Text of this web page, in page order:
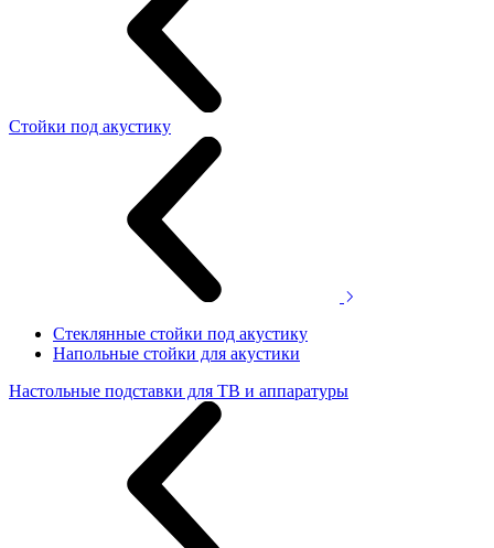
Стойки под акустику
Стеклянные стойки под акустику
Напольные стойки для акустики
Настольные подставки для ТВ и аппаратуры